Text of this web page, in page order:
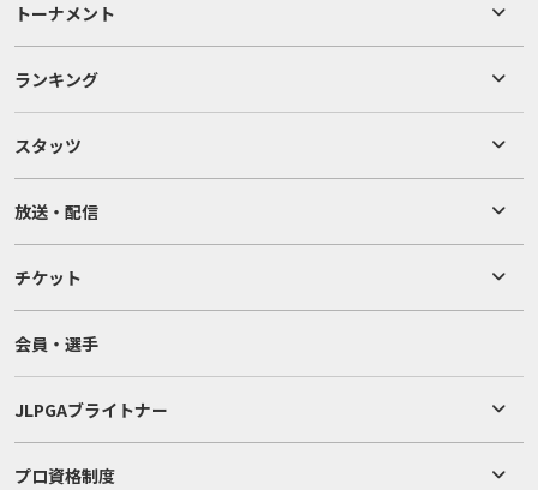
トーナメント
ランキング
スタッツ
放送・配信
チケット
会員・選手
JLPGAブライトナー
プロ資格制度